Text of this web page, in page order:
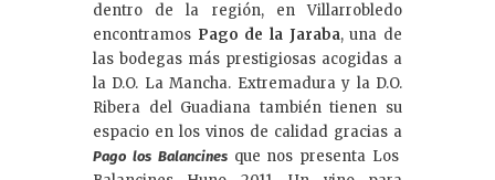
dentro de la región, en Villarrobledo
encontramos Pago de la Jaraba, una de
las bodegas más prestigiosas acogidas a
la D.O. La Mancha. Extremadura y la D.O.
Ribera del Guadiana también tienen su
espacio en los vinos de calidad gracias a
Pago los Balancinesque nos presenta Los